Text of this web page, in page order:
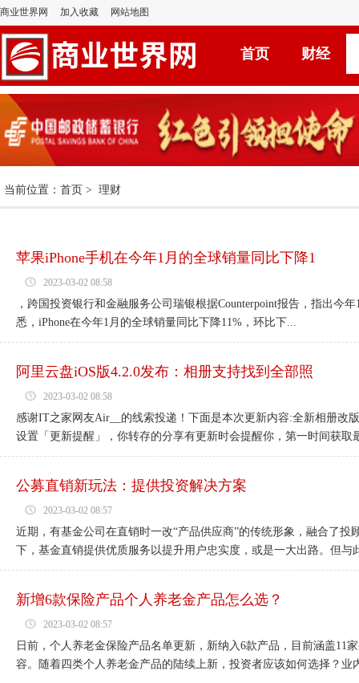
商业世界网 加入收藏 网站地图
首页 财经
当前位置： 首页 > 理财
苹果iPhone手机在今年1月的全球销量同比下降1
2023-03-02 08:58
，跨国投资银行和金融服务公司瑞银根据Counterpoint报告，指出今
悉，iPhone在今年1月的全球销量同比下降11%，环比下...
阿里云盘iOS版4.2.0发布：相册支持找到全部照
2023-03-02 08:58
感谢IT之家网友Air__的线索投递！下面是本次更新内容:全新相册改
设置「更新提醒」，你转存的分享有更新时会提醒你，第一时间获取
公募直销新玩法：提供投资解决方案
2023-03-02 08:57
近期，有基金公司在直销时一改“产品供应商”的传统形象，融合了
下，基金直销提供优质服务以提升用户忠实度，或是一大出路。但与
新增6款保险产品个人养老金产品怎么选？
2023-03-02 08:57
日前，个人养老金保险产品名单更新，新纳入6款产品，目前涵盖11
容。随着四类个人养老金产品的陆续上新，投资者应该如何选择？业